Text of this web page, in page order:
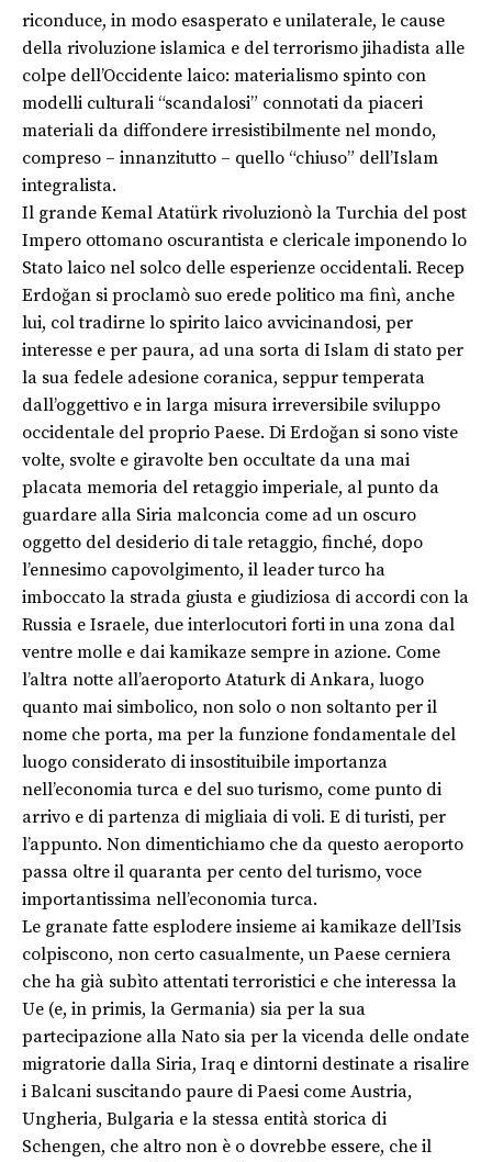
riconduce, in modo esasperato e unilaterale, le cause
della rivoluzione islamica e del terrorismo jihadista alle
colpe dell’Occidente laico: materialismo spinto con
modelli culturali “scandalosi” connotati da piaceri
materiali da diffondere irresistibilmente nel mondo,
compreso – innanzitutto – quello “chiuso” dell’Islam
integralista.
Il grande Kemal Atatürk rivoluzionò la Turchia del post
Impero ottomano oscurantista e clericale imponendo lo
Stato laico nel solco delle esperienze occidentali. Recep
Erdoğan si proclamò suo erede politico ma finì, anche
lui, col tradirne lo spirito laico avvicinandosi, per
interesse e per paura, ad una sorta di Islam di stato per
la sua fedele adesione coranica, seppur temperata
dall’oggettivo e in larga misura irreversibile sviluppo
occidentale del proprio Paese. Di Erdoğan si sono viste
volte, svolte e giravolte ben occultate da una mai
placata memoria del retaggio imperiale, al punto da
guardare alla Siria malconcia come ad un oscuro
oggetto del desiderio di tale retaggio, finché, dopo
l’ennesimo capovolgimento, il leader turco ha
imboccato la strada giusta e giudiziosa di accordi con la
Russia e Israele, due interlocutori forti in una zona dal
ventre molle e dai kamikaze sempre in azione. Come
l’altra notte all’aeroporto Ataturk di Ankara, luogo
quanto mai simbolico, non solo o non soltanto per il
nome che porta, ma per la funzione fondamentale del
luogo considerato di insostituibile importanza
nell’economia turca e del suo turismo, come punto di
arrivo e di partenza di migliaia di voli. E di turisti, per
l’appunto. Non dimentichiamo che da questo aeroporto
passa oltre il quaranta per cento del turismo, voce
importantissima nell’economia turca.
Le granate fatte esplodere insieme ai kamikaze dell’Isis
colpiscono, non certo casualmente, un Paese cerniera
che ha già subìto attentati terroristici e che interessa la
Ue (e, in primis, la Germania) sia per la sua
partecipazione alla Nato sia per la vicenda delle ondate
migratorie dalla Siria, Iraq e dintorni destinate a risalire
i Balcani suscitando paure di Paesi come Austria,
Ungheria, Bulgaria e la stessa entità storica di
Schengen, che altro non è o dovrebbe essere, che il